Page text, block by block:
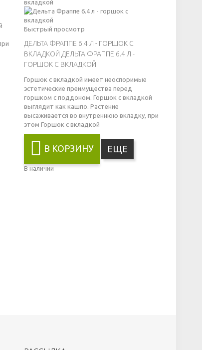
Быстрый просмотр
ДЕЛЬТА ФРАППЕ 6.4 Л - ГОРШОК С
ВКЛАДКОЙ ДЕЛЬТА ФРАППЕ 6.4 Л -
ГОРШОК С ВКЛАДКОЙ
Горшок с вкладкой имеет неоспоримые
эстетические преимущества перед
горшком с поддоном. Горшок с вкладкой
выглядит как кашпо. Растение
высаживается во внутреннюю вкладку, при
этом Горшок с вкладкой
В КОРЗИНУ ЕЩЕ
В наличии